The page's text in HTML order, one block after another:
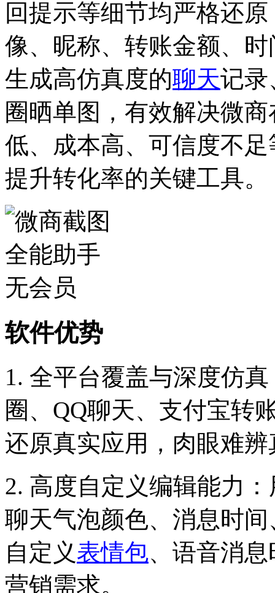
回提示等细节均严格还
像、昵称、转账金额、
生成高仿真度的聊天记录
圈晒单图，有效解决微
低、成本高、可信度不
提升转化率的关键工具。
软件优势
1. 全平台覆盖与深度仿
圈、QQ聊天、支付宝转
还原真实应用，肉眼难辨
2. 高度自定义编辑能力
聊天气泡颜色、消息时
自定义表情包、语音消
营销需求。